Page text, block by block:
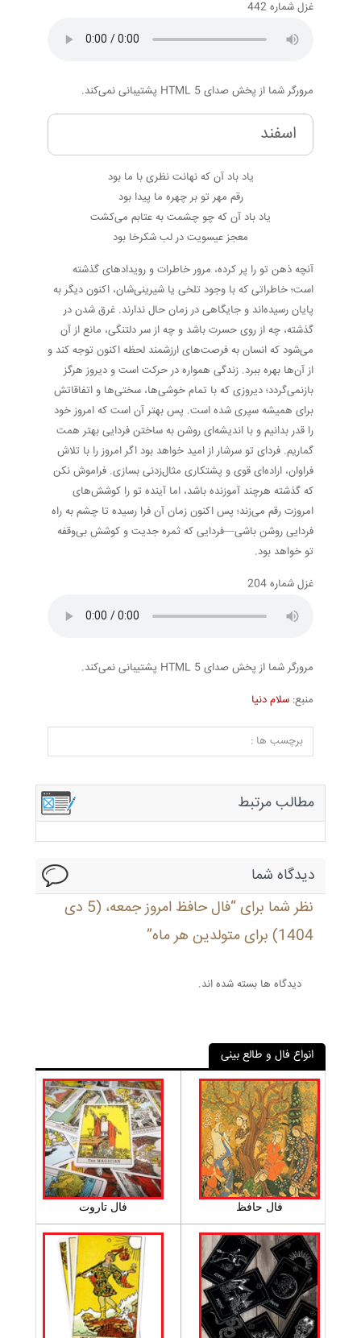
غزل شماره 442
مرورگر شما از پخش صدای HTML 5 پشتیبانی نمی‌کند.
اسفند
یاد باد آن که نهانت نظری با ما بود
رقم مهر تو بر چهره ما پیدا بود
یاد باد آن که چو چشمت به عتابم می‌کشت
معجز عیسویت در لب شکرخا بود
آنچه ذهن تو را پر کرده، مرور خاطرات و رویدادهای گذشته
است؛ خاطراتی که با وجود تلخی یا شیرینی‌شان، اکنون دیگر به
پایان رسیده‌اند و جایگاهی در زمان حال ندارند. غرق شدن در
گذشته، چه از روی حسرت باشد و چه از سر دلتنگی، مانع از آن
می‌شود که انسان به فرصت‌های ارزشمند لحظه اکنون توجه کند و
از آن‌ها بهره ببرد. زندگی همواره در حرکت است و دیروز هرگز
بازنمی‌گردد؛ دیروزی که با تمام خوشی‌ها، سختی‌ها و اتفاقاتش
برای همیشه سپری شده است. پس بهتر آن است که امروز خود
را قدر بدانیم و با اندیشه‌ای روشن به ساختن فردایی بهتر همت
گماریم. فردای تو سرشار از امید خواهد بود اگر امروز را با تلاش
فراوان، اراده‌ای قوی و پشتکاری مثال‌زدنی بسازی. فراموش نکن
که گذشته هرچند آموزنده باشد، اما آینده تو را کوشش‌های
امروزت رقم می‌زند؛ پس اکنون زمان آن فرا رسیده تا چشم به راه
فردایی روشن باشی—فردایی که ثمره جدیت و کوشش بی‌وقفه
تو خواهد بود.
غزل شماره 204
مرورگر شما از پخش صدای HTML 5 پشتیبانی نمی‌کند.
منبع: سلام دنیا
برچسب ها :
مطالب مرتبط
دیدگاه شما
نظر شما برای “فال حافظ امروز جمعه، (5 دی
1404) برای متولدین هر ماه”
دیدگاه ها بسته شده اند.
انواع فال و طالع بینی
فال حافظ فال تاروت